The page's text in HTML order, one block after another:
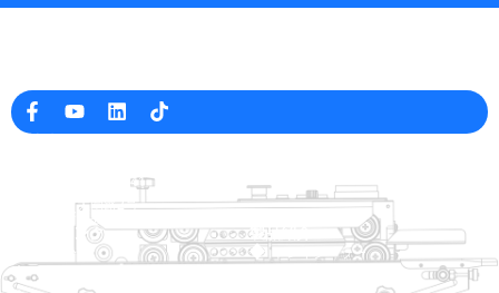
ヘルプリンク
ホーム
製品紹介
製品紹介
トレイシーラー
会社情報
+8613738733841
高雄市大圍路2号
中国浙江省温州市工業区